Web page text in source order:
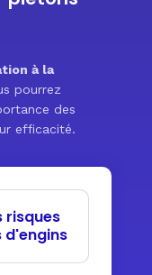
parc d’engins
des angles
vigilance des
simulées afin
de mettre en
à la
pourrez
des
efficacité.
risques
d'engins